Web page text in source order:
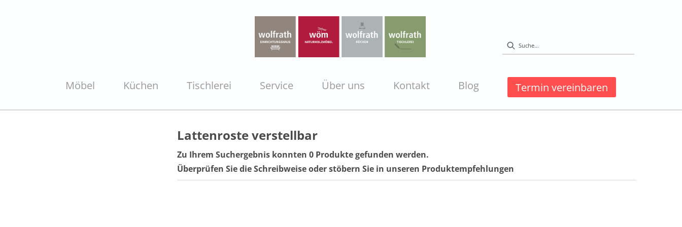
Möbel Küchen Tischlerei Service Über uns Kontakt Blog Termin vereinbaren
Lattenroste verstellbar
Zu Ihrem Suchergebnis konnten 0 Produkte gefunden werden.
Überprüfen Sie die Schreibweise oder stöbern Sie in unseren Produktempfehlungen